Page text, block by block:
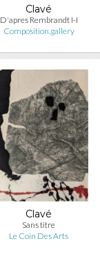
Clavé
D'apres Rembrandt I-I
Composition.gallery
Clavé
Sans titre
Le Coin Des Arts